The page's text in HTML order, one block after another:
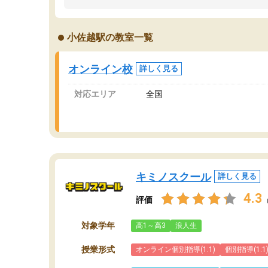
オンラインツールを使用した単語帳の共有があ
り宿題もそちらで出される形でした。
2ヶ月で担当講師の方がお辞めになると言う事で
講師変更の申し出があり、あまりに短期での変
更だった為、塾に通う事にして退会しました。
遅れも取り戻せ、授業内容や講師の方は良かっ
ま
小佐越駅の教室一覧
オンライン校 詳しく見る
対応エリア 全国
キミノスクール 詳しく見る
評価 4.3
対象学年 高1～高3 浪人生
授業形式 オンライン個別指導(1:1) 個別指導(1:1)